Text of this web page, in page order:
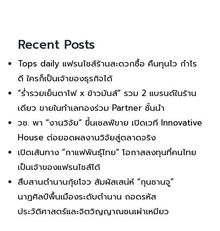
Recent Posts
Tops daily แฟรนไชส์ร้านสะดวกซื้อ คืนทุนไว กำไร
ดี ใครก็เป็นเจ้าของธุรกิจได้
“ร่ำรวยเย็นตาโฟ x ข้าวมันส์” รวม 2 แบรนด์ในร้าน
เดียว ขายในทำเลทองร่วม Partner ชั้นนำ
วช. พา “งานวิจัย” ขึ้นเชลฟ์ขาย เปิดเวที Innovative
House ต่อยอดผลงานวิจัยสู่ตลาดจริง
เปิดเส้นทาง “กาแฟพันธุ์ไทย” โอกาสลงทุนที่คนไทย
เป็นเจ้าของแฟรนไชส์ได้
สืบสานตำนานกุ้ยโจว สัมผัสเสน่ห์ “กุนซานจู”
นาฏศิลป์พื้นเมืองระดับตำนาน ถอดรหัส
ประวัติศาสตร์และจิตวิญญาณชนเผ่าเหมียว